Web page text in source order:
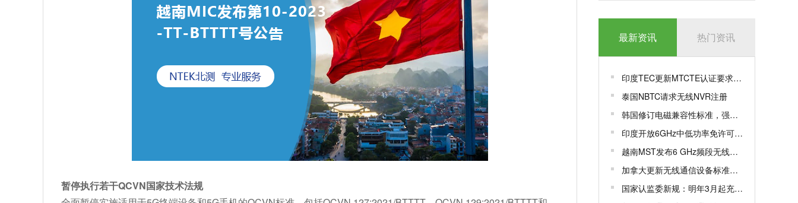
最新资讯 热门资讯
印度TEC更新MTCTE认证要求，豁免特定LAN交换机测试参数
泰国NBTC请求无线NVR注册
韩国修订电磁兼容性标准，强化关键设施抗干扰能力
印度开放6GHz中低功率免许可频段，加速无线网络创新与应用
越南MST发布6 GHz频段无线接入设备
加拿大更新无线通信设备标准，新增重要频谱资源
国家认监委新规：明年3月起充电宝等产品须加施CCC追溯二维码
暂停执行若干QCVN国家技术法规